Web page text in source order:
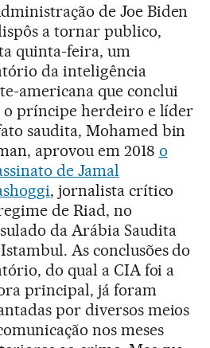
de Joe Biden
a tornar publico,
quinta-feira, um
da inteligência
americana que conclui
o príncipe herdeiro e líder
saudita, Mohamed bin
aprovou em 2018 o
de Jamal
, jornalista crítico
de Riad, no
da Arábia Saudita
As conclusões do
do qual a CIA foi a
principal, já foram
por diversos meios
nos meses